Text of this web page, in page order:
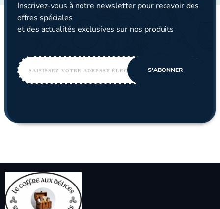
Inscrivez-vous à notre newsletter pour recevoir des
offres spéciales
et des actualités exclusives sur nos produits